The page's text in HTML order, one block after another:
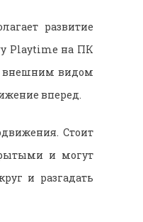
развитие
Playtime на ПК
внешним видом
вперед.
Стоит
и могут
и разгадать